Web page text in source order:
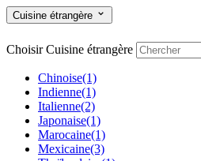
Cuisine étrangère
Choisir Cuisine étrangère
Chinoise(1)
Indienne(1)
Italienne(2)
Japonaise(1)
Marocaine(1)
Mexicaine(3)